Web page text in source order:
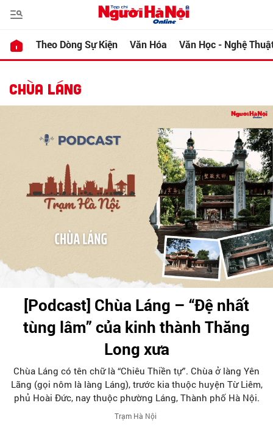
Theo Dòng Sự Kiện Văn Hóa Văn Học - Nghệ
CHÙA LÁNG
[Podcast] Chùa Láng – “Đệ nhất
tùng lâm” của kinh thành Thăng
Long xưa
Chùa Láng có tên chữ là “Chiêu Thiền tự”. Chùa ở làng Yên
Lãng (gọi nôm là làng Láng), trước kia thuộc huyện Từ Liêm,
phủ Hoài Đức, nay thuộc phường Láng, Thành phố Hà Nội.
Trạm Hà Nội